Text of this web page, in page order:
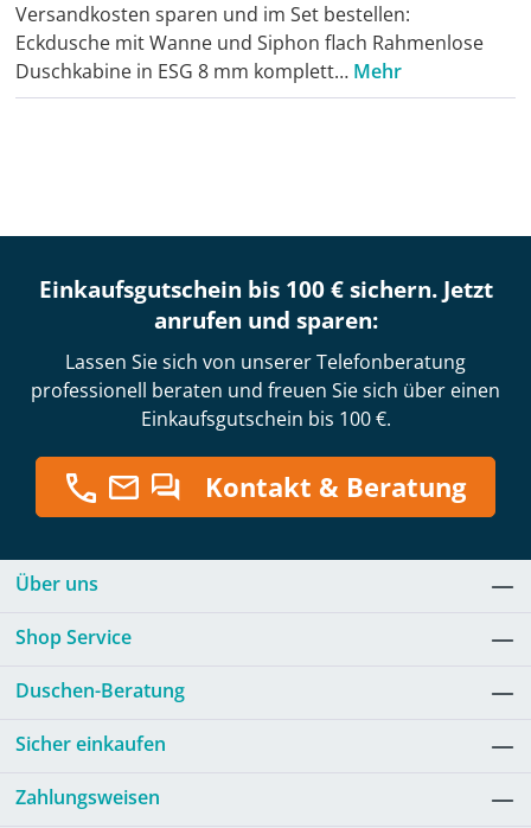
Versandkosten sparen und im Set bestellen:
Eckdusche mit Wanne und Siphon flach Rahmenlose
Duschkabine in ESG 8 mm komplett… Mehr
Einkaufsgutschein bis 100 € sichern. Jetzt
anrufen und sparen:
Lassen Sie sich von unserer Telefonberatung
professionell beraten und freuen Sie sich über einen
Einkaufsgutschein bis 100 €.
Kontakt & Beratung
Über uns
Shop Service
Duschen-Beratung
Sicher einkaufen
Zahlungsweisen